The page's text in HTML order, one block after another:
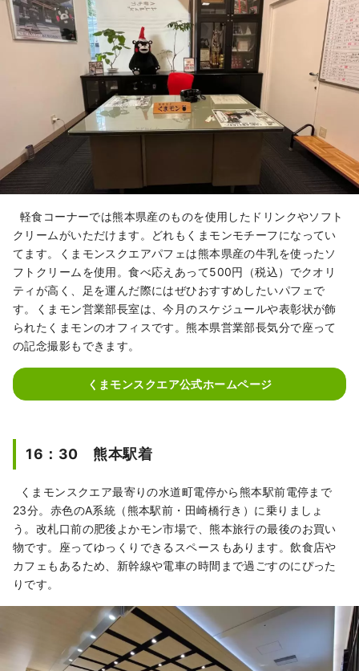
軽食コーナーでは熊本県産のものを使用したドリンクやソフト
クリームがいただけます。どれもくまモンモチーフになってい
てます。くまモンスクエアパフェは熊本県産の牛乳を使ったソ
フトクリームを使用。食べ応えあって500円（税込）でクオリ
ティが高く、足を運んだ際にはぜひおすすめしたいパフェで
す。くまモン営業部長室は、今月のスケジュールや表彰状が飾
られたくまモンのオフィスです。熊本県営業部長気分で座って
の記念撮影もできます。
くまモンスクエア公式ホームページ
16：30 熊本駅着
くまモンスクエア最寄りの水道町電停から熊本駅前電停まで
23分。赤色のA系統（熊本駅前・田崎橋行き）に乗りましょ
う。改札口前の肥後よかモン市場で、熊本旅行の最後のお買い
物です。座ってゆっくりできるスペースもあります。飲食店や
カフェもあるため、新幹線や電車の時間まで過ごすのにぴった
りです。